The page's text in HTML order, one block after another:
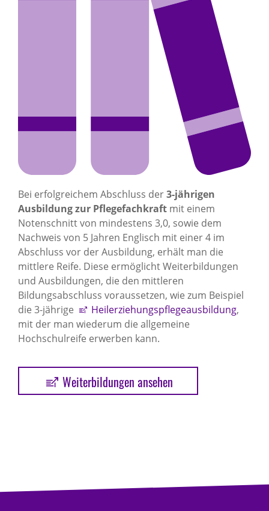
Bei erfolgreichem Abschluss der3-jährigen
Ausbildung zur Pflegefachkraft mit einem
Notenschnitt von mindestens 3,0, sowie dem
Nachweis von 5 Jahren Englisch mit einer 4 im
Abschluss vor der Ausbildung, erhält man die
mittlere Reife. Diese ermöglicht Weiterbildungen
und Ausbildungen, die den mittleren
Bildungsabschluss voraussetzen, wie zum Beispiel
die 3-jährige
Heilerziehungspflegeausbildung,
mit der man wiederum die allgemeine
Hochschulreife erwerben kann.
Weiterbildungen ansehen